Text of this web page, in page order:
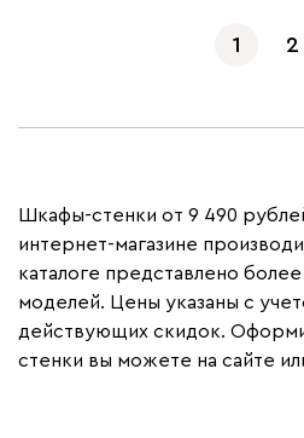
1 2
Шкафы-стенки от 9 490
интернет-магазине
каталоге представлено
моделей. Цены указаны с
действующих скидок.
стенки вы можете на сайте